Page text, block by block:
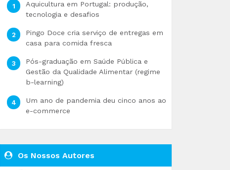
Aquicultura em Portugal: produção,
tecnologia e desafios
Pingo Doce cria serviço de entregas em
casa para comida fresca
Pós-graduação em Saúde Pública e
Gestão da Qualidade Alimentar (regime
b-learning)
Um ano de pandemia deu cinco anos ao
e-commerce
Os Nossos Autores